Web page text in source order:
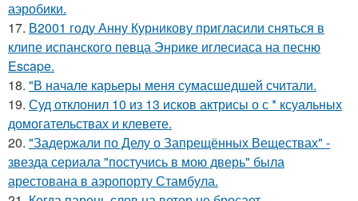
аэробики.
17. В2001 году Анну Курникову пригласили сняться в
клипе испанского певца Энрике иглесиаса на песню
Escape.
18. "В начале карьеры меня сумасшедшей считали.
19. Суд отклонил 10 из 13 исков актрисы о с * ксуальных
домогательствах и клевете.
20. "Задержали по Делу о Запрещённых Веществах" -
звезда сериала "постучись в мою дверь" была
арестована в аэропорту Стамбула.